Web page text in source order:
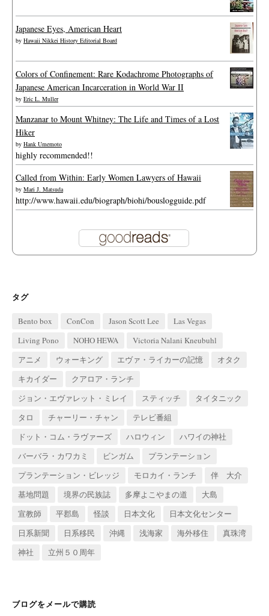
Japanese Eyes, American Heart
by Hawaii Nikkei History Editorial Board
Colors of Confinement: Rare Kodachrome Photographs of
Japanese American Incarceration in World War II
by Eric L. Muller
Manzanar to Mount Whitney: The Life and Times of a Lost
Hiker
by Hank Umemoto
highly recommended!!
Called from Within: Early Women Lawyers of Hawaii
by Mari J. Matsuda
http://www.hawaii.edu/biograph/biohi/bouslogguide.pdf
タグ
Bento box ConCon Jason Scott Lee
Las Vegas
Living Pono
NOHO HEWA
Victoria Nalani Kneubuhl
アニメ
ウォーキング エヴァ・ライカーの記憶
オタク
キカイダー
クアロア・ランチ
ジョン・エヴァレット・ミレイ
スティッチ
タイタニック
タロ
チャーリー・チャン
テレビ番組
ドット・コム・ラヴァーズ
ハロウィン
ハワイの神社
バーバラ・カワカミ
ビンガム
プランテーション
プランテーション・ビレッジ
モロカイ・ランチ
伴 大介
基地問題
境界の民族誌 多摩よこやまの道
大島
宣教師
平郡島 怪談 日本文化
日本文化センター
日系新聞
日系移民 沖縄 浅海家 海外移住
真珠湾
神社
立州５０周年
ブログをメールで購読